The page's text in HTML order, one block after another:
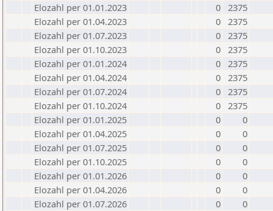
Elozahl per 01.01.2023
0 2375
Elozahl per 01.04.2023
0 2375
Elozahl per 01.07.2023
0 2375
Elozahl per 01.10.2023
0 2375
Elozahl per 01.01.2024
0 2375
Elozahl per 01.04.2024
0 2375
Elozahl per 01.07.2024
0 2375
Elozahl per 01.10.2024
0 2375
Elozahl per 01.01.2025
0
0
Elozahl per 01.04.2025
0
0
Elozahl per 01.07.2025
0
0
Elozahl per 01.10.2025
0
0
Elozahl per 01.01.2026
0
0
Elozahl per 01.04.2026
0
0
Elozahl per 01.07.2026
0
0